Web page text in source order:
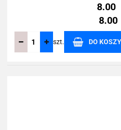
8.00
8.00
szt. DO